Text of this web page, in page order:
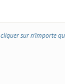
cliquer sur n’importe